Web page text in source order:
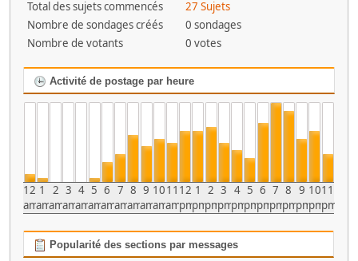
Total des sujets commencés
27 Sujets
Nombre de sondages créés
0 sondages
Nombre de votants
0 votes
Activité de postage par heure
12
am
1
am
2
am
3
am
4
am
5
am
6
am
7
am
8
am
9
am
10
am
11
am
12
pm
1
pm
2
pm
3
pm
4
pm
5
pm
6
pm
7
pm
8
pm
9
pm
10
pm
11
pm
Popularité des sections par messages